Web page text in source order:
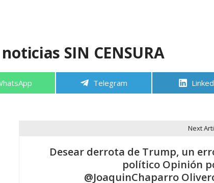
SIN CENSURA
Compartir
Telegram
Next
Desear derrota de Trump, un
político Opinión
@JoaquinChaparro